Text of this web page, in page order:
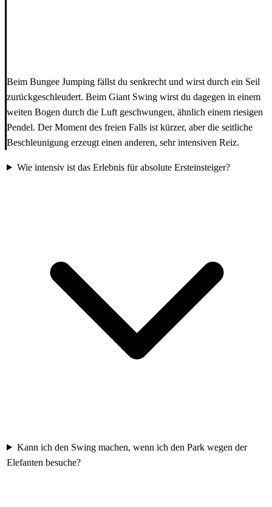
Beim Bungee Jumping fällst du senkrecht und wirst durch ein Seil
zurückgeschleudert. Beim Giant Swing wirst du dagegen in einem
weiten Bogen durch die Luft geschwungen, ähnlich einem riesigen
Pendel. Der Moment des freien Falls ist kürzer, aber die seitliche
Beschleunigung erzeugt einen anderen, sehr intensiven Reiz.
Wie intensiv ist das Erlebnis für absolute Ersteinsteiger?
Kann ich den Swing machen, wenn ich den Park wegen der
Elefanten besuche?